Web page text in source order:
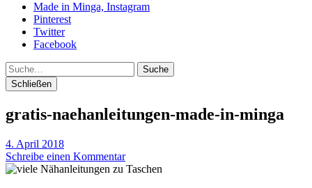
Made in Minga, Instagram
Pinterest
Twitter
Facebook
Suche
Schließen
gratis-naehanleitungen-made-in-minga
4. April 2018
Schreibe einen Kommentar